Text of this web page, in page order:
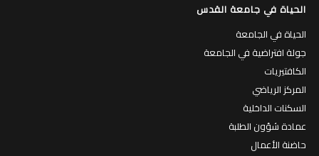
الحياة في جامعة القدس
الحياة في الجامعة
جولة افتراضية في الجامعة
الكافتيريات
المركز الرياضي
السكنات الداخلية
عمادة شؤون الطلبة
حاضنة الأعمال